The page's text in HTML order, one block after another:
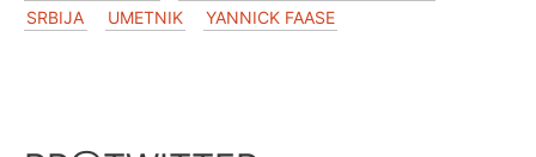
SRBIJA
UMETNIK YANNICK FAASE